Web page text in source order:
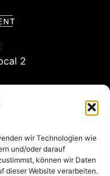
wir Technologien wie
und/oder darauf
können wir Daten
dieser Website verarbeiten.
2